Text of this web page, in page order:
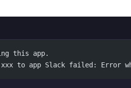
this app.
to app Slack failed: Error